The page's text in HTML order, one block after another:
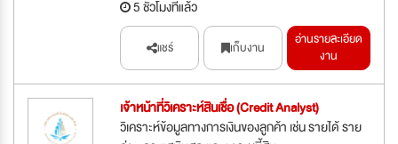
5 ชั่วโมงที่แล้ว
แชร์ เก็บงาน
อ่านรายละเอียด
งาน
เจ้าหน้าที่วิเคราะห์สินเชื่อ (Credit Analyst)
วิเคราะห์ข้อมูลทางการเงินของลูกค้า เช่น รายได้ ราย